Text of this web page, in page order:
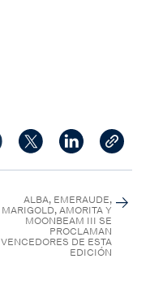
ALBA, EMERAUDE,
MARIGOLD, AMORITA Y
MOONBEAM III SE
PROCLAMAN
VENCEDORES DE ESTA
EDICIÓN